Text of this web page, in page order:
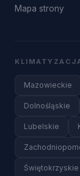
Mapa strony
Mazowieckie
Dolnośląskie
Lubelskie
Świętokrzyskie